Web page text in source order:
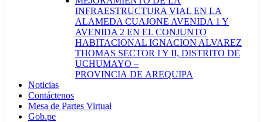
INFRAESTRUCTURA VIAL EN LA
ALAMEDA CUAJONE AVENIDA 1 Y
AVENIDA 2 EN EL CONJUNTO
HABITACIONAL IGNACION ALVAREZ
THOMAS SECTOR I Y II, DISTRITO DE
UCHUMAYO –
PROVINCIA DE AREQUIPA
Noticias
Contáctenos
Mesa de Partes Virtual
Gob.pe